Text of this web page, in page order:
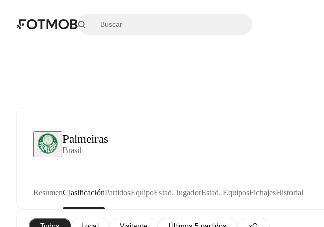
Palmeiras
Brasil
ResumenClasificaciónPartidosEquipoEstad. JugadorEstad. EquiposFichajesHistorial